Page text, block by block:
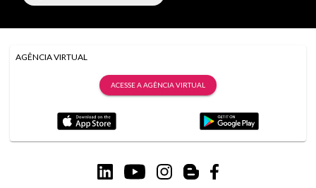
AGÊNCIA VIRTUAL
ACESSE A AGÊNCIA VIRTUAL